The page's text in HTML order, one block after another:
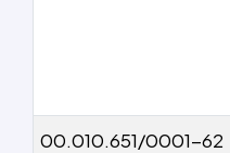
00.010.651/0001-62